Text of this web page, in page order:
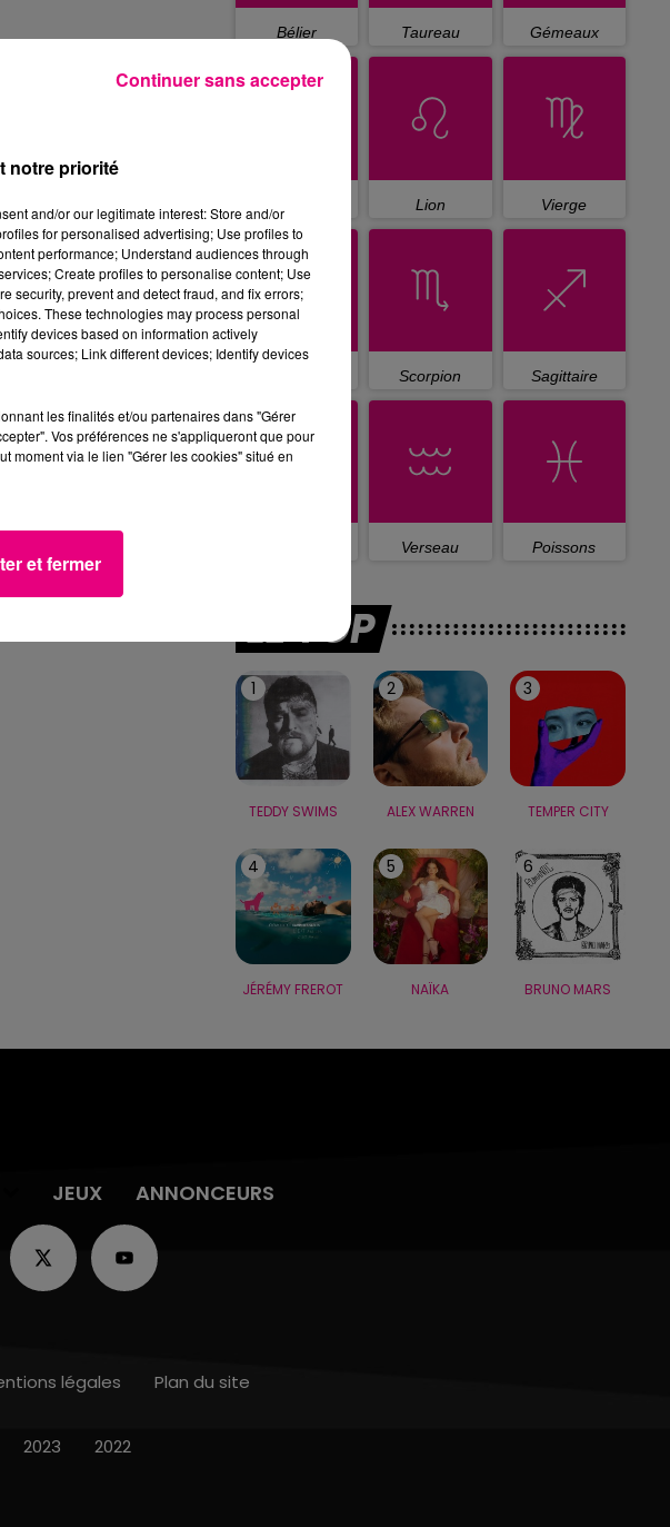
Bélier Taureau Gémeaux
Lion Vierge
Scorpion Sagittaire
Verseau Poissons
LE TOP
1
TEDDY SWIMS
2
ALEX WARREN
3
TEMPER CITY
4
JÉRÉMY FREROT
5
NAÏKA
6
BRUNO MARS
JEUX ANNONCEURS
légales Plan du site
2023 2022
notre priorité
and/or our legitimate interest: Store and/or
for personalised advertising; Use profiles to
performance; Understand audiences through
Create profiles to personalise content; Use
security, prevent and detect fraud, and fix errors;
These technologies may process personal
devices based on information actively
sources; Link different devices; Identify devices
les finalités et/ou partenaires dans "Gérer
Vos préférences ne s'appliqueront que pour
moment via le lien "Gérer les cookies" situé en
et fermer
Continuer sans accepter